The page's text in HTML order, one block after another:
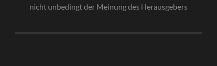
nicht unbedingt der Meinung des Herausgebers